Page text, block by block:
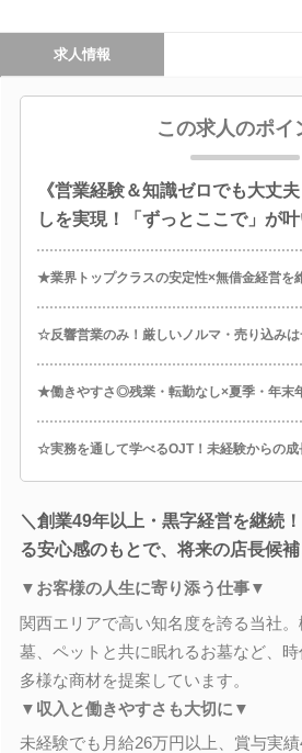
求人情報
この求人のポイ
《営業経験＆知識ゼロでも大丈
しを実現！「ずっとここで」が
★業界トップクラスの安定性×無借金経営を
☆反響営業のみ！厳しいノルマ・売り込み
★働きやすさ◎残業・転勤なし×夏季・年末
☆実務を通して学べるOJT！未経験からの成
＼創業49年以上・黒字経営を継続
る安心感のもとで、将来の店長候
▼お客様の人生に寄り添う仕事▼
関西エリアで高い知名度を誇る当社
墓、ペットと共に眠れるお墓など、
多様な商材を提案しています。
▼収入と働きやすさも大切に▼
未経験でも月給26万円以上、賞与実